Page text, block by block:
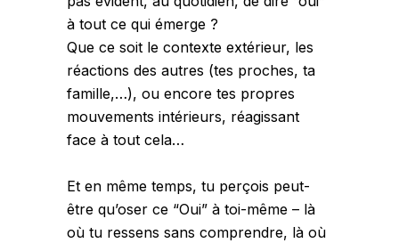
à tout ce qui émerge ?
Que ce soit le contexte extérieur, les
réactions des autres (tes proches, ta
famille,…), ou encore tes propres
mouvements intérieurs, réagissant
face à tout cela…
Et en même temps, tu perçois peut-
être qu’oser ce “Oui” à toi-même – là
où tu ressens sans comprendre, là où